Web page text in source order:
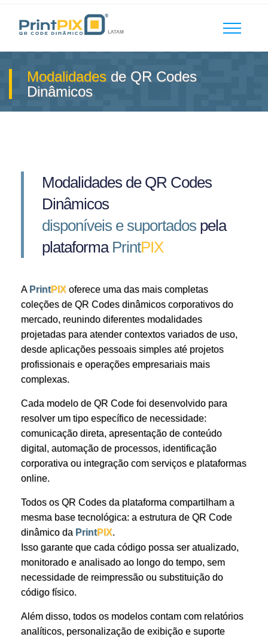
Modalidades de QR Codes
Dinâmicos
Modalidades de QR Codes
Dinâmicos
disponíveis e suportados pela
plataforma PrintPIX
A PrintPIX oferece uma das mais completas
coleções de QR Codes dinâmicos corporativos do
mercado, reunindo diferentes modalidades
projetadas para atender contextos variados de uso,
desde aplicações pessoais simples até projetos
profissionais e operações empresariais mais
complexas.
Cada modelo de QR Code foi desenvolvido para
resolver um tipo específico de necessidade:
comunicação direta, apresentação de conteúdo
digital, automação de processos, identificação
corporativa ou integração com serviços e plataformas
online.
Todos os QR Codes da plataforma compartilham a
mesma base tecnológica: a estrutura de QR Code
dinâmico da PrintPIX.
Isso garante que cada código possa ser atualizado,
monitorado e analisado ao longo do tempo, sem
necessidade de reimpressão ou substituição do
código físico.
Além disso, todos os modelos contam com relatórios
analíticos, personalização de exibição e suporte